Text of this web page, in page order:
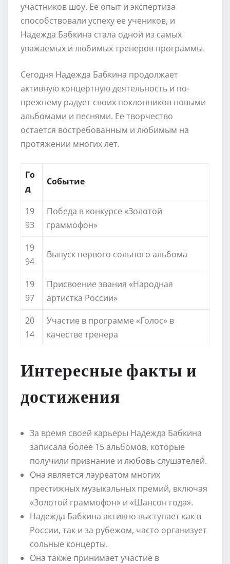
участников шоу. Ее опыт и экспертиза
способствовали успеху ее учеников, и
Надежда Бабкина стала одной из самых
уважаемых и любимых тренеров программы.
Сегодня Надежда Бабкина продолжает
активную концертную деятельность и по-
прежнему радует своих поклонников новыми
альбомами и песнями. Ее творчество
остается востребованным и любимым на
протяжении многих лет.
Го
д
Событие
19
93
Победа в конкурсе «Золотой
граммофон»
19
94
Выпуск первого сольного альбома
19
97
Присвоение звания «Народная
артистка России»
20
14
Участие в программе «Голос» в
качестве тренера
Интересные факты и
достижения
За время своей карьеры Надежда Бабкина
записала более 15 альбомов, которые
получили признание и любовь слушателей.
Она является лауреатом многих
престижных музыкальных премий, включая
«Золотой граммофон» и «Шансон года».
Надежда Бабкина активно выступает как в
России, так и за рубежом, часто организует
сольные концерты.
Она также принимает участие в